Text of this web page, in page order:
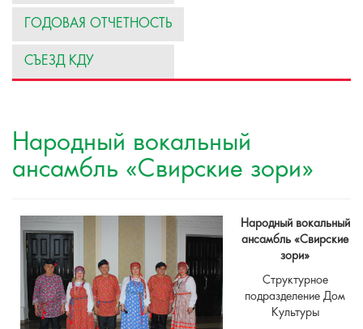
ГОДОВАЯ ОТЧЕТНОСТЬ
СЪЕЗД КДУ
Народный вокальный
ансамбль «Свирские зори»
Народный вокальный
ансамбль «Свирские
зори»
Структурное
подразделение Дом
Культуры